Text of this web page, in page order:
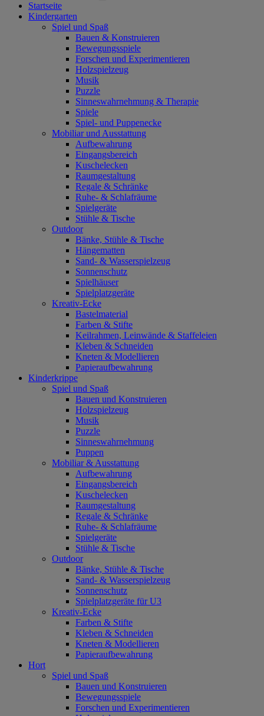
Startseite
Kindergarten
Spiel und Spaß
Bauen & Konstruieren
Bewegungsspiele
Forschen und Experimentieren
Holzspielzeug
Musik
Puzzle
Sinneswahrnehmung & Therapie
Spiele
Spiel- und Puppenecke
Mobiliar und Ausstattung
Aufbewahrung
Eingangsbereich
Kuschelecken
Raumgestaltung
Regale & Schränke
Ruhe- & Schlafräume
Spielgeräte
Stühle & Tische
Outdoor
Bänke, Stühle & Tische
Hängematten
Sand- & Wasserspielzeug
Sonnenschutz
Spielhäuser
Spielplatzgeräte
Kreativ-Ecke
Bastelmaterial
Farben & Stifte
Keilrahmen, Leinwände & Staffeleien
Kleben & Schneiden
Kneten & Modellieren
Papieraufbewahrung
Kinderkrippe
Spiel und Spaß
Bauen und Konstruieren
Holzspielzeug
Musik
Puzzle
Sinneswahrnehmung
Puppen
Mobiliar & Ausstattung
Aufbewahrung
Eingangsbereich
Kuschelecken
Raumgestaltung
Regale & Schränke
Ruhe- & Schlafräume
Spielgeräte
Stühle & Tische
Outdoor
Bänke, Stühle & Tische
Sand- & Wasserspielzeug
Sonnenschutz
Spielplatzgeräte für U3
Kreativ-Ecke
Farben & Stifte
Kleben & Schneiden
Kneten & Modellieren
Papieraufbewahrung
Hort
Spiel und Spaß
Bauen und Konstruieren
Bewegungsspiele
Forschen und Experimentieren